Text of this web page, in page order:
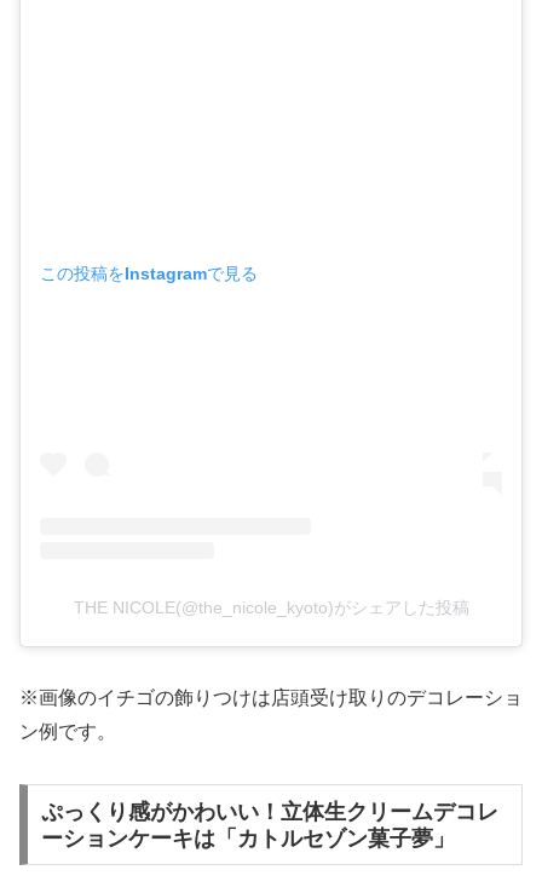
この投稿をInstagramで見る
THE NICOLE(@the_nicole_kyoto)がシェアした投稿
※画像のイチゴの飾りつけは店頭受け取りのデコレーショ
ン例です。
ぷっくり感がかわいい！立体生クリームデコレ
ーションケーキは「カトルセゾン菓子夢」